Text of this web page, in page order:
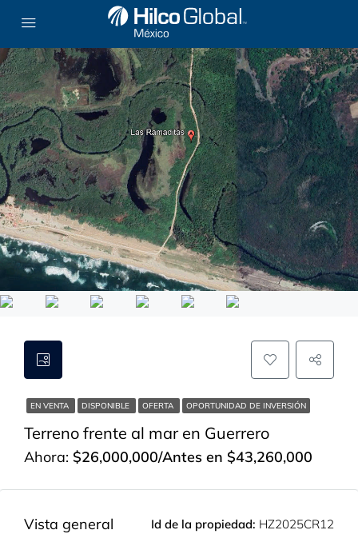
EN VENTA DISPONIBLE OFERTA OPORTUNIDAD DE INVERSIÓN
Terreno frente al mar en Guerrero
Ahora: $26,000,000/Antes en $43,260,000
Vista general Id de la propiedad: HZ2025CR12